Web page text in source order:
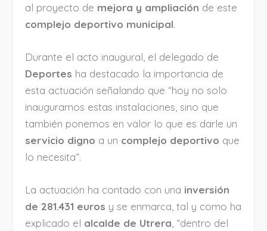
al proyecto de mejora y ampliación de este
complejo deportivo municipal.
Durante el acto inaugural, el delegado de
Deportes ha destacado la importancia de
esta actuación señalando que “hoy no solo
inauguramos estas instalaciones, sino que
también ponemos en valor lo que es darle un
servicio digno a un complejo deportivo que
lo necesita”.
La actuación ha contado con una inversión
de 281.431 euros y se enmarca, tal y como ha
explicado el alcalde de Utrera , “dentro del